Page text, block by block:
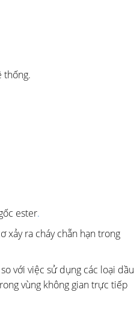
thống.
ester.
xảy ra cháy chẵn hạn trong
với việc sử dụng các loại dầu
vùng không gian trực tiếp